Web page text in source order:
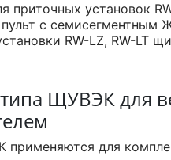
установок
с семисегментным
RW-LZ, RW-LT
ЩУВЭК для
для